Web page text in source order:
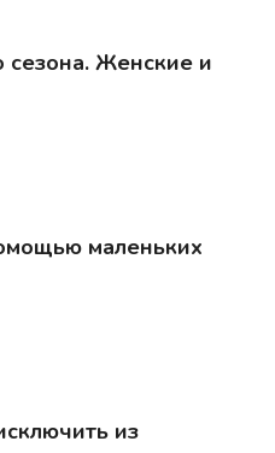
Женские и
маленьких
из